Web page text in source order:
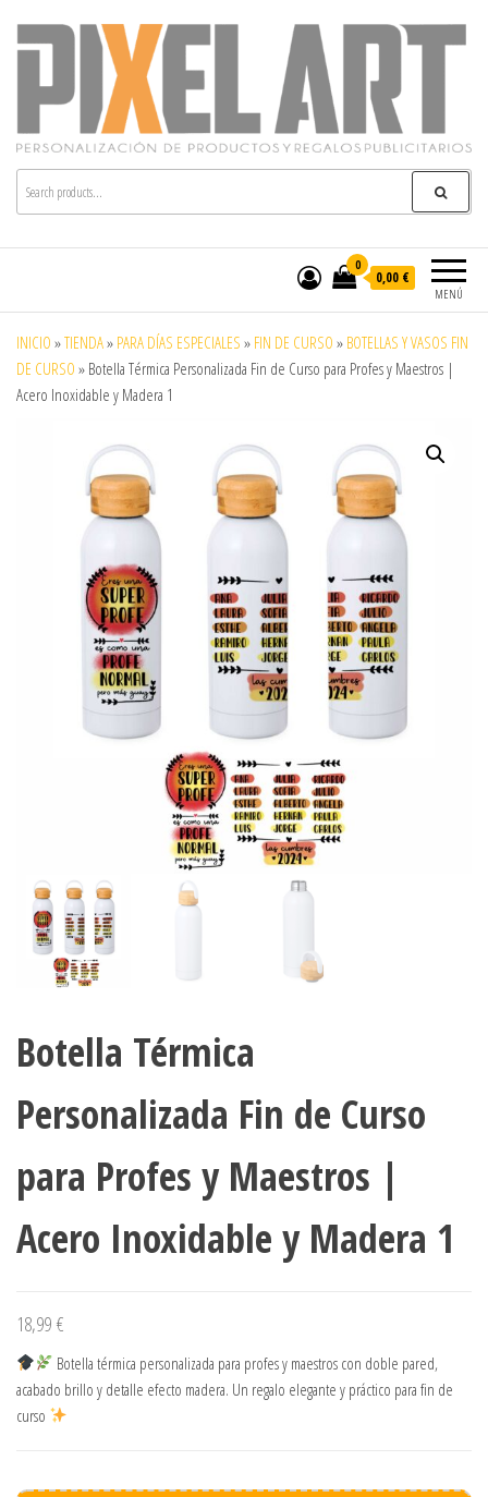
Pixelart
Especialistas en textil publicitario y regalos
personalizados en móstoles
MENÚ
0
0,00 €
INICIO »TIENDA» PARA DÍAS ESPECIALES » FIN DE CURSO » BOTELLAS Y VASOS FIN
DE CURSO » Botella Térmica Personalizada Fin de Curso para Profes y Maestros |
Acero Inoxidable y Madera 1
Botella Térmica
Personalizada Fin de Curso
para Profes y Maestros |
Acero Inoxidable y Madera 1
18,99 €
Botella térmica personalizada para profes y maestros con doble pared,
acabado brillo y detalle efecto madera. Un regalo elegante y práctico para fin de
curso